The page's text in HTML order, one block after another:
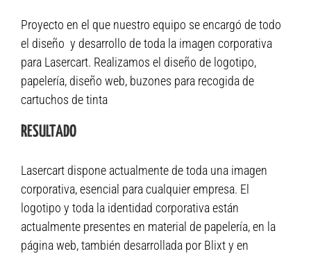
Proyecto en el que nuestro equipo se encargó de todo
el diseño y desarrollo de toda la imagen corporativa
para Lasercart. Realizamos el diseño de logotipo,
papelería, diseño web, buzones para recogida de
cartuchos de tinta
RESULTADO
Lasercart dispone actualmente de toda una imagen
corporativa, esencial para cualquier empresa. El
logotipo y toda la identidad corporativa están
actualmente presentes en material de papelería, en la
página web, también desarrollada por Blixt y en